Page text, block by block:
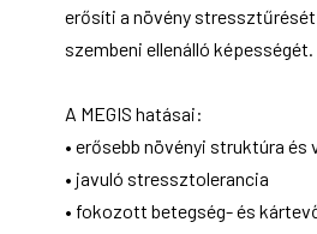
erősíti a növény
szembeni ellenálló képességét.
A MEGIS hatásai:
• erősebb növényi struktúra és
• javuló stressztolerancia
• fokozott betegség- és